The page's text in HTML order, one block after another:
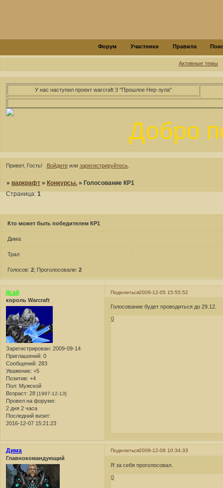
Форум Участники Правила
Активные темы
У нас наступил проект warcraft 3 "Прошлое Нер-зула"
Добро
Привет, Гость! Войдитеили зарегистрируйтесь.
» варкрафт »Конкурсы. »Голосование КР1
Страница:1
Кто может быть победителем КР1
Дима
Трал
Голосов: 2; Проголосовали: 2
Поделиться2009-12-05 15:55:52
jicail
король Warcraft
Зарегистрирован: 2009-09-14
Приглашений: 0
Сообщений: 283
Уважение: +5
Позитив: +4
Пол: Мужской
Возраст: 28 [1997-12-13]
Провел на форуме:
2 дня 2 часа
Последний визит:
2016-12-07 15:21:23
Голосование будет проводиться до 29.12.
0
Поделиться2009-12-06 10:34:33
Дима
Главнокомандующий
Я за себя проголосовал.
0